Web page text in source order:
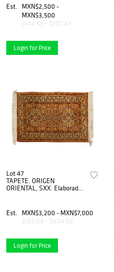
algodÃƒÂ³n. Decorado con
elementos vegetales,
orgÃƒÂ¡nicos y
geomÃƒÂ©tricos.
Est.
MXN$2,500 -
MXN$3,500
$144.59 - $202.43
Login for Price
Lot 47
TAPETE. ORIGEN
ORIENTAL, SXX. Elaborado
elementos orgÃƒÂ¡nicos y
geomÃƒÂ©tricos.
Est. MXN$3,200 - MXN$7,000
$185.08 - $404.86
Login for Price